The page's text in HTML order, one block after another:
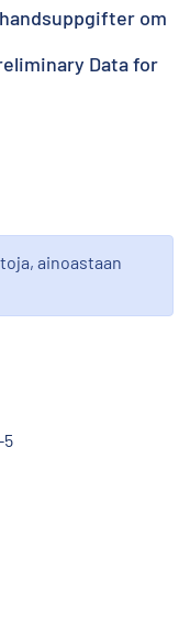
om
Data for
ainoastaan
5